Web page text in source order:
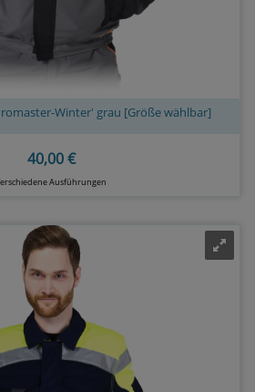
Winter' grau [Größe wählbar]
40,00 €
Ausführungen